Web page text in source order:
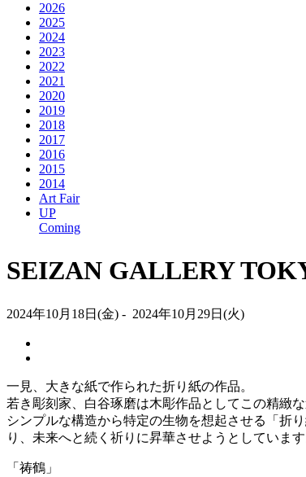
2026
2025
2024
2023
2022
2021
2020
2019
2018
2017
2016
2015
2014
Art Fair
UP
Coming
SEIZAN GALLERY
2024年10月18日(金) - 2024年10月29日(火)
一見、大きな紙で作られた折り紙の作品。
若き彫刻家、白谷琢磨は木彫作品としてこの精緻
シンプルな構造から特定の生物を想起させる「折
り、未来へと続く祈りに昇華させようとしています
「祷鶴」